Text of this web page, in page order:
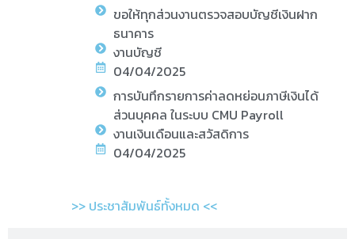
ขอให้ทุกส่วนงานตรวจสอบบัญชีเงินฝาก
ธนาคาร
งานบัญชี
04/04/2025
การบันทึกรายการค่าลดหย่อนภาษีเงินได้
ส่วนบุคคล ในระบบ CMU Payroll
งานเงินเดือนและสวัสดิการ
04/04/2025
>> ประชาสัมพันธ์ทั้งหมด <<